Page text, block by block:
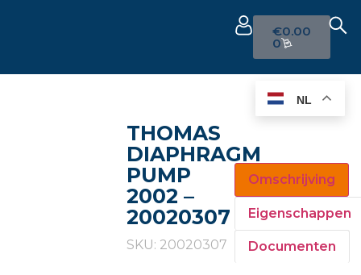
€0.00
0
THOMAS
DIAPHRAGM
PUMP
2002 –
20020307
SKU: 20020307
Omschrijving
Eigenschappen
Documenten
NL